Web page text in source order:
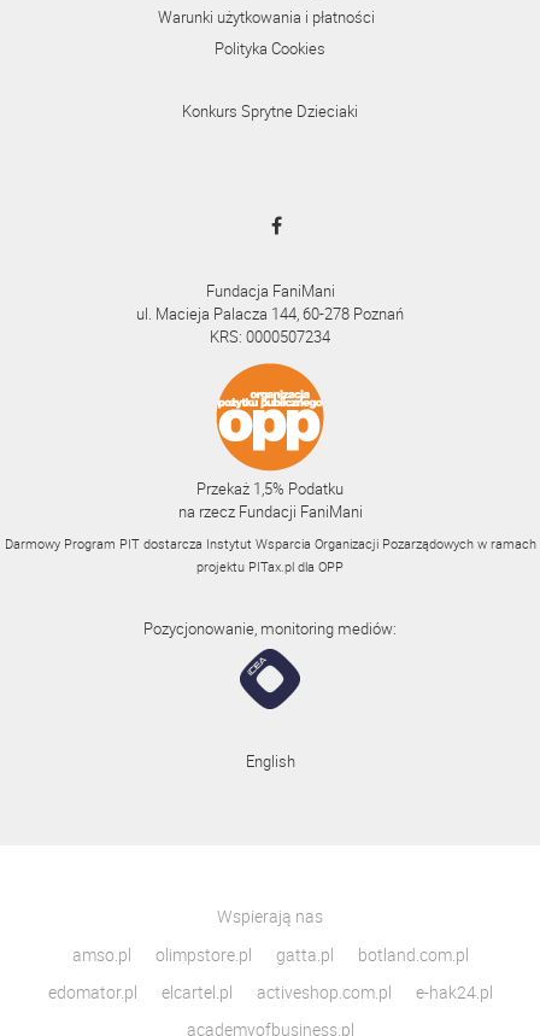
Warunki użytkowania i płatności
Polityka Cookies
Konkurs Sprytne Dzieciaki
Fundacja FaniMani
ul. Macieja Palacza 144, 60-278 Poznań
KRS: 0000507234
Przekaż 1,5% Podatku
na rzecz Fundacji FaniMani
Darmowy Program PIT dostarcza Instytut Wsparcia Organizacji Pozarządowych w ramach
projektu PITax.pl dla OPP
Pozycjonowanie, monitoring mediów:
English
Wspierają nas
amso.pl
olimpstore.pl gatta.pl
botland.com.pl
edomator.pl
elcartel.pl activeshop.com.pl
e-hak24.pl
academyofbusiness.pl